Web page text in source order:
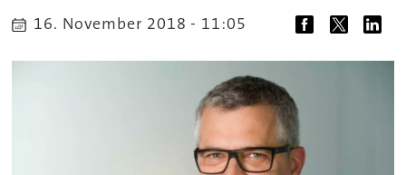
16. November 2018 - 11:05